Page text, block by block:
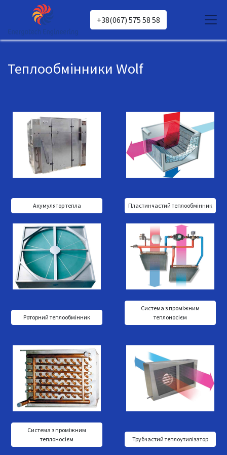
+38(067) 575 58 58
Теплообмінники Wolf
Акумулятор тепла Пластинчастий теплообмінник
Роторний теплообмінник
Система з проміжним
теплоносієм
Система з проміжним
теплоносієм
Трубчастий теплоутилізатор